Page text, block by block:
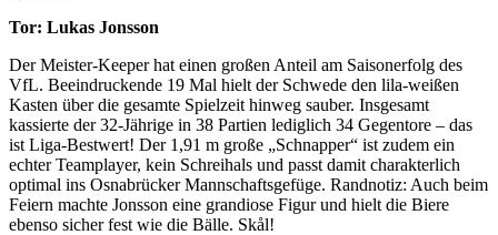
Tor: Lukas Jonsson
Der Meister-Keeper hat einen großen Anteil am Saisonerfolg des
VfL. Beeindruckende 19 Mal hielt der Schwede den lila-weißen
Kasten über die gesamte Spielzeit hinweg sauber. Insgesamt
kassierte der 32-Jährige in 38 Partien lediglich 34 Gegentore – das
ist Liga-Bestwert! Der 1,91 m große „Schnapper“ ist zudem ein
echter Teamplayer, kein Schreihals und passt damit charakterlich
optimal ins Osnabrücker Mannschaftsgefüge. Randnotiz: Auch beim
Feiern machte Jonsson eine grandiose Figur und hielt die Biere
ebenso sicher fest wie die Bälle. Skål!